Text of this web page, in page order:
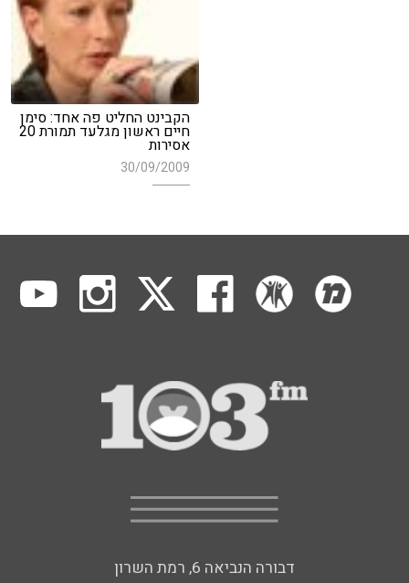
הקבינט החליט פה אחד: סימן
חיים ראשון מגלעד תמורת 20
אסירות
30/09/2009
דבורה הנביאה 6, רמת השרון